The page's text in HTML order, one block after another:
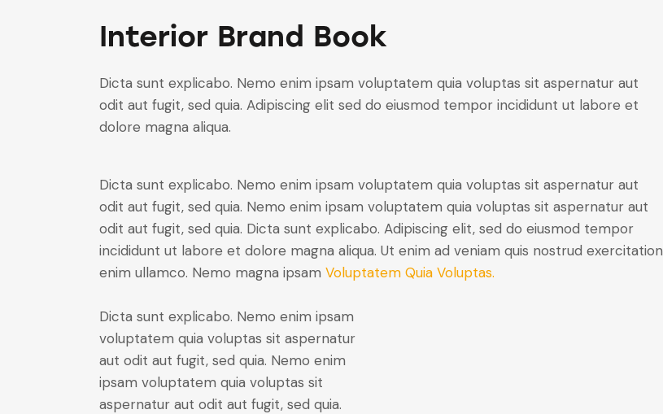
Interior Brand Book
Dicta sunt explicabo. Nemo enim ipsam voluptatem quia voluptas sit aspernatur aut
odit aut fugit, sed quia. Adipiscing elit sed do eiusmod tempor incididunt ut labore et
dolore magna aliqua.
Dicta sunt explicabo. Nemo enim ipsam voluptatem quia voluptas sit aspernatur aut
odit aut fugit, sed quia. Nemo enim ipsam voluptatem quia voluptas sit aspernatur aut
odit aut fugit, sed quia. Dicta sunt explicabo. Adipiscing elit, sed do eiusmod tempor
incididunt ut labore et dolore magna aliqua. Ut enim ad veniam quis nostrud exercitation
enim ullamco. Nemo magna ipsam Voluptatem Quia Voluptas.
Dicta sunt explicabo. Nemo enim ipsam
voluptatem quia voluptas sit aspernatur
aut odit aut fugit, sed quia. Nemo enim
ipsam voluptatem quia voluptas sit
aspernatur aut odit aut fugit, sed quia.